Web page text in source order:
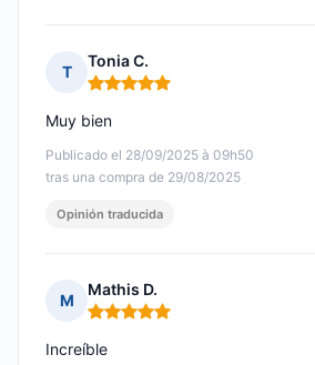
T
Tonia C.
Nota: 5 de 5
Publicado el 28/09/2025 à 09h50
tras una compra de 29/08/2025
Muy bien
Opinión traducida
M
Mathis D.
Nota: 5 de 5
Increíble